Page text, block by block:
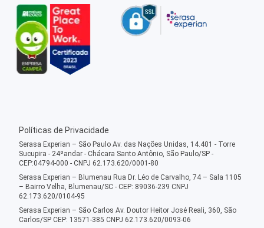
Políticas de Privacidade
Serasa Experian – São Paulo Av. das Nações Unidas, 14.401 - Torre
Sucupira - 24ºandar - Chácara Santo Antônio, São Paulo/SP -
CEP:04794-000 - CNPJ 62.173.620/0001-80
Serasa Experian – Blumenau Rua Dr. Léo de Carvalho, 74 – Sala 1105
– Bairro Velha, Blumenau/SC - CEP: 89036-239 CNPJ
62.173.620/0104-95
Serasa Experian – São Carlos Av. Doutor Heitor José Reali, 360, São
Carlos/SP CEP: 13571-385 CNPJ 62.173.620/0093-06